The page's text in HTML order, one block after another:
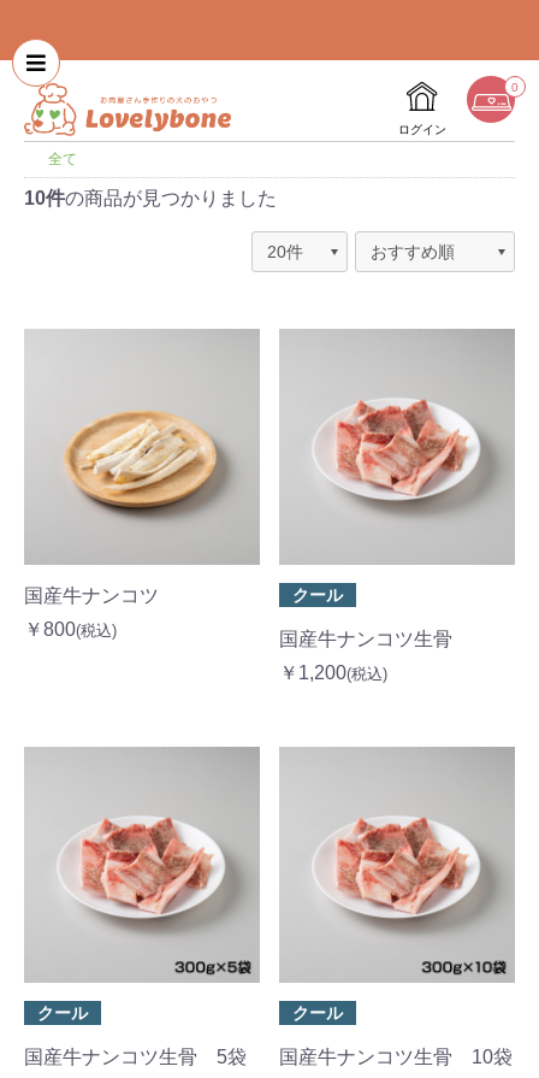
ログイン
0
全て
10件の商品が見つかりました
国産牛ナンコツ
￥800(税込)
クール
国産牛ナンコツ生骨
￥1,200(税込)
クール
国産牛ナンコツ生骨 5袋
クール
国産牛ナンコツ生骨 10袋